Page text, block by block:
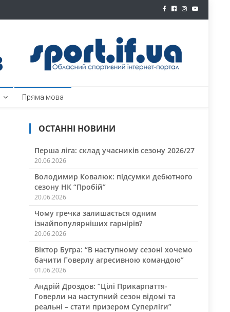
Пряма мова
ОСТАННІ НОВИНИ
Перша ліга: склад учасників сезону 2026/27
20.06.2026
Володимир Ковалюк: підсумки дебютного
сезону НК “Пробій”
20.06.2026
Чому гречка залишається одним
ізнайпопулярніших гарнірів?
20.06.2026
Віктор Бугра: “В наступному сезоні хочемо
бачити Говерлу агресивною командою”
01.06.2026
Андрій Дроздов: “Цілі Прикарпаття-
Говерли на наступний сезон відомі та
реальні – стати призером Суперліги”